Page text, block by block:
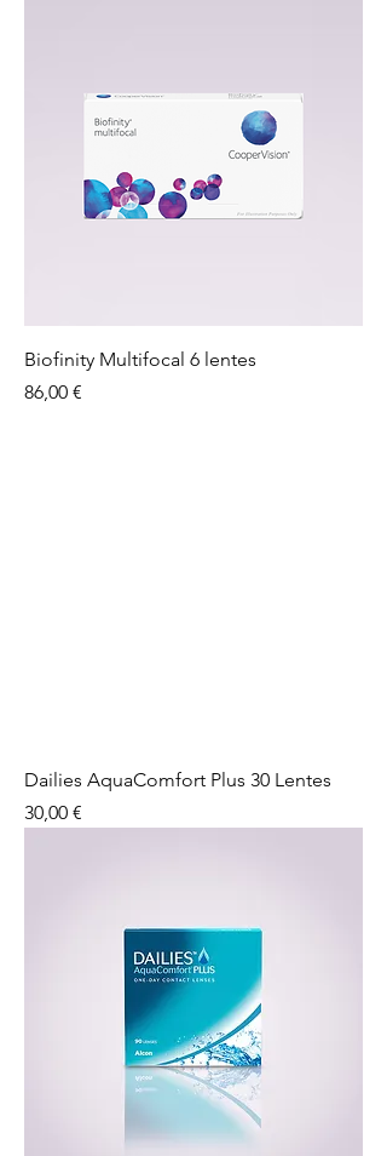
Biofinity Multifocal 6 lentes
Preço
86,00 €
Dailies AquaComfort Plus 30 Lentes
Preço
30,00 €